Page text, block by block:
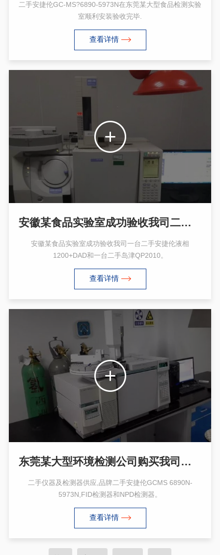
二手安捷伦GC-MS?6890-5973N在东莞某大型食品检测实验
室顺利安装验收完毕.
查看详情
安徽某食品实验室成功验收我司二手安捷伦液相1200+DAD和二手岛津QP2010
安徽某食品实验室成功验收我司一台二手安捷伦液相
1200+DAD和一台二手岛津QP2010。
查看详情
东莞某大型环境检测公司购买我司的二手安捷伦GCMS 6890N-5973N和检测器
二手仪器及检测器供应,品牌二手安捷伦GCMS 6890N-
5973N,FID检测器和NPD检测器。
查看详情